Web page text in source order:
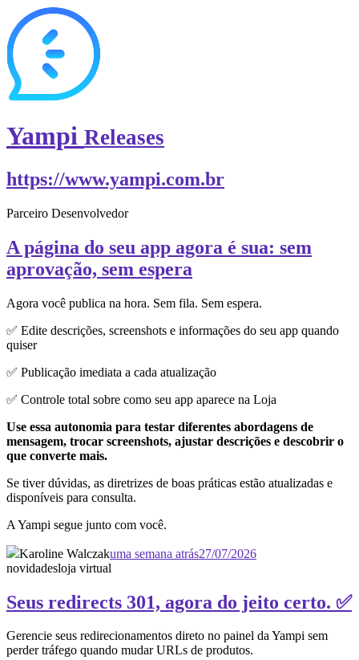
Yampi Releases
https://www.yampi.com.br
Parceiro Desenvolvedor
A página do seu app agora é sua: sem
aprovação, sem espera
Agora você publica na hora. Sem fila. Sem espera.
✅ Edite descrições, screenshots e informações do seu app quando
quiser
✅ Publicação imediata a cada atualização
✅ Controle total sobre como seu app aparece na Loja
Use essa autonomia para testar diferentes abordagens de
mensagem, trocar screenshots, ajustar descrições e descobrir o
que converte mais.
Se tiver dúvidas, as diretrizes de boas práticas estão atualizadas e
disponíveis para consulta.
A Yampi segue junto com você.
Karoline Walczakuma semana atrás27/07/2026
novidadesloja virtual
Seus redirects 301, agora do jeito certo. ✅
Gerencie seus redirecionamentos direto no painel da Yampi sem
perder tráfego quando mudar URLs de produtos.